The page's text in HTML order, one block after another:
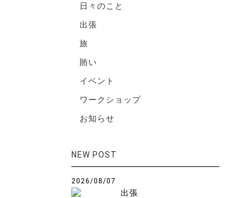
日々のこと
出張
旅
賄い
イベント
ワークショップ
お知らせ
NEW POST
2026/08/07
出張